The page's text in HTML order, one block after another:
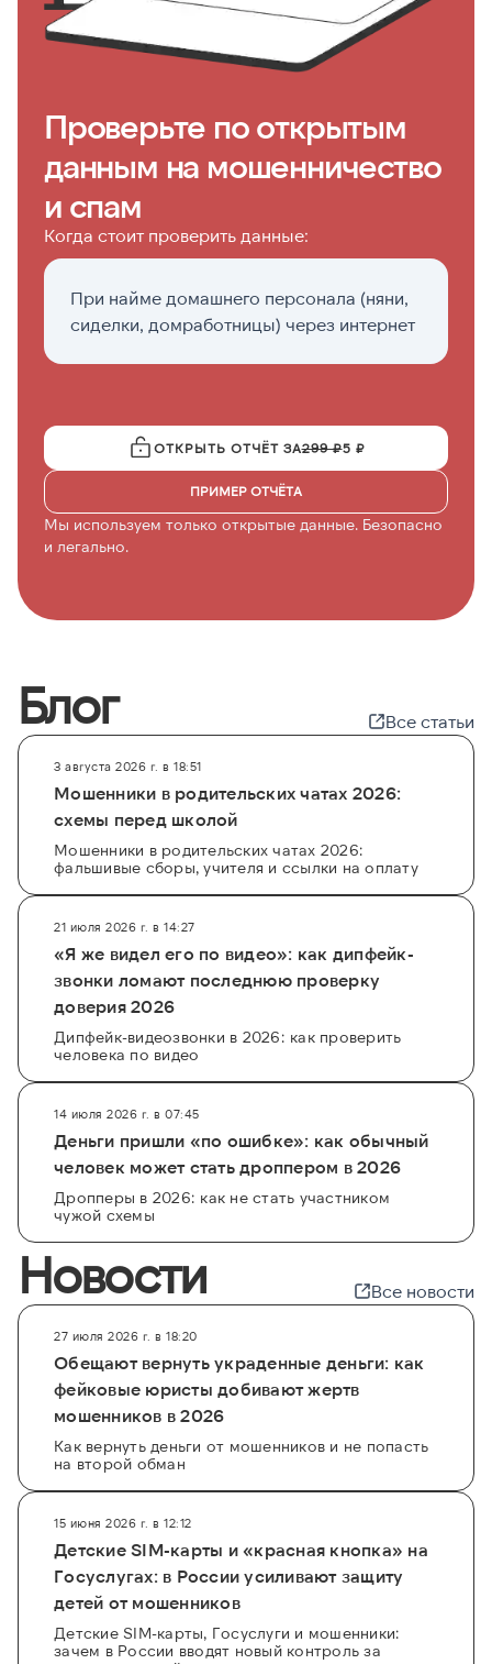
Проверьте по открытым
данным на мошенничество
и спам
Когда стоит проверить данные:
При найме домашнего персонала (няни,
сиделки, домработницы) через интернет
ОТКРЫТЬ ОТЧЁТ ЗА299 ₽5 ₽
ПРИМЕР ОТЧЁТА
Мы используем только открытые данные. Безопасно
и легально.
Блог Все статьи
3 августа 2026 г. в 18:51
Мошенники в родительских чатах 2026:
схемы перед школой
Мошенники в родительских чатах 2026:
фальшивые сборы, учителя и ссылки на оплату
21 июля 2026 г. в 14:27
«Я же видел его по видео»: как дипфейк-
звонки ломают последнюю проверку
доверия 2026
Дипфейк-видеозвонки в 2026: как проверить
человека по видео
14 июля 2026 г. в 07:45
Деньги пришли «по ошибке»: как обычный
человек может стать дроппером в 2026
Дропперы в 2026: как не стать участником
чужой схемы
Новости Все новости
27 июля 2026 г. в 18:20
Обещают вернуть украденные деньги: как
фейковые юристы добивают жертв
мошенников в 2026
Как вернуть деньги от мошенников и не попасть
на второй обман
15 июня 2026 г. в 12:12
Детские SIM-карты и «красная кнопка» на
Госуслугах: в России усиливают защиту
детей от мошенников
Детские SIM-карты, Госуслуги и мошенники:
зачем в России вводят новый контроль за